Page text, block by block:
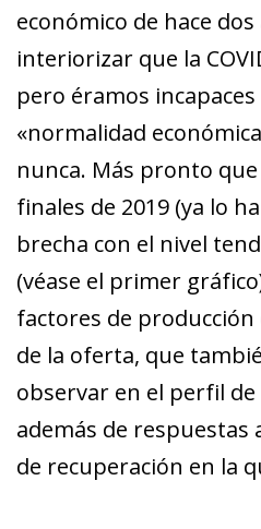
económico de hace
interiorizar que la
pero éramos
«normalidad
nunca. Más pronto
finales de 2019 (ya lo
brecha con el nivel
(véase el primer
factores de
de la oferta, que
observar en el perfil
además de respuestas
de recuperación en la